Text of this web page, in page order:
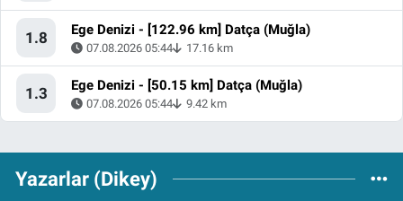
1.8 Ege Denizi - [122.96 km] Datça (Muğla)
07.08.2026 05:44 17.16 km
1.3 Ege Denizi - [50.15 km] Datça (Muğla)
07.08.2026 05:44 9.42 km
Yazarlar (Dikey)